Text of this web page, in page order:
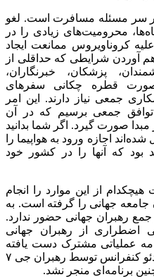
بر سر مسئله مسافرت است. لغو
محرومیت‌های زیادی را در
کروناویروس ممانعت ایجاد
آوردن شرایطی که حداقلی از
پزشکان، خبرنگاران،
صورت قطره چکانی سفرهای
جمعی نیاز دارند. این امر
توافق جمعی برسیم که در آن
صورت گیرد. اگر شما بدانید
اجازه ورود به هواپیما را
بود که آنها را در کشور خود
از این موارد را انجام
جهانی را گرفته است. به
رهبران جهانی حضور ندارد.
اضطراری از رهبران جهانی
عملیاتی مشترک دست یافته
باشند. تنها در طول این هفته یک ویدئو کنفرانس توسط رهبران جی ۷
برنامه‌ای منجر نشد.